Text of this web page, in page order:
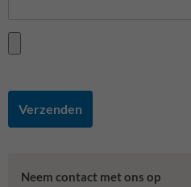
Verzenden
Neem contact met ons op